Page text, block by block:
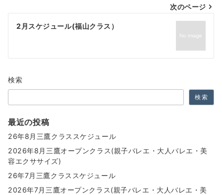
ビ
ゲ
シ
ョ
ン
次のページ
2月スケジュール(福山クラス）
検索
検索
最近の投稿
26年8月三鷹クラススケジュール
2026年8月三鷹オープンクラス(親子バレエ・大人バレエ・美
容エクササイズ)
26年7月三鷹クラススケジュール
2026年7月三鷹オープンクラス(親子バレエ・大人バレエ・美